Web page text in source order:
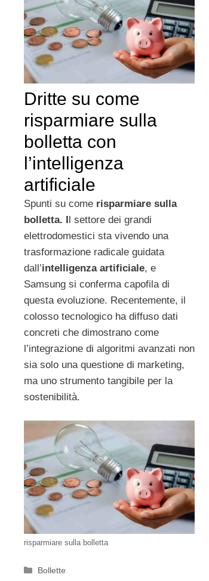
Dritte su come
risparmiare sulla
bolletta con
l’intelligenza
artificiale
Spunti su come risparmiare sulla
bolletta. I
l settore dei grandi
elettrodomestici sta vivendo una
trasformazione radicale guidata
dall’intelligenza artificiale, e
Samsung si conferma capofila di
questa evoluzione. Recentemente, il
colosso tecnologico ha diffuso dati
concreti che dimostrano come
l’integrazione di algoritmi avanzati non
sia solo una questione di marketing,
ma uno strumento tangibile per la
sostenibilità.
risparmiare sulla bolletta
Categorie
Bollette